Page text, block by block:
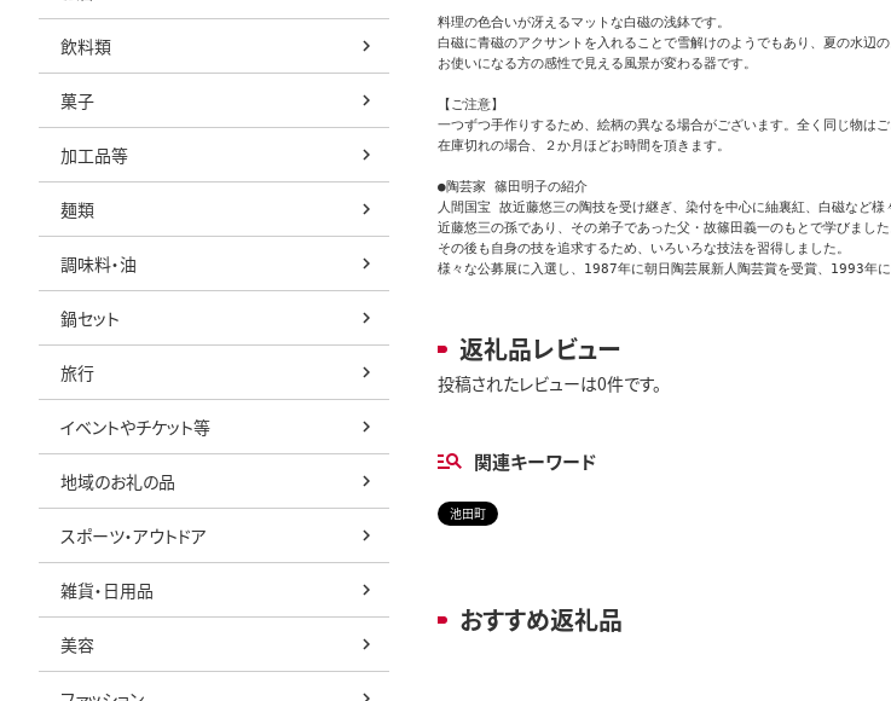
飲料類
菓子
加工品等
麺類
調味料・油
鍋セット
旅行
イベントやチケット等
地域のお礼の品
スポーツ・アウトドア
雑貨・日用品
美容
料理の色合いが冴えるマットな白磁の浅鉢です。
白磁に青磁のアクサントを入れることで雪解けのようでもあり、夏の水辺の
お使いになる方の感性で見える風景が変わる器です。
【ご注意】
一つずつ手作りするため、絵柄の異なる場合がございます。全く同じ物はご
在庫切れの場合、２か月ほどお時間を頂きます。
●陶芸家 篠田明子の紹介
人間国宝 故近藤悠三の陶技を受け継ぎ、染付を中心に紬裏紅、白磁など
近藤悠三の孫であり、その弟子であった父・故篠田義一のもとで学びました
その後も自身の技を追求するため、いろいろな技法を習得しました。
様々な公募展に入選し、1987年に朝日陶芸展新人陶芸賞を受賞、1993年
返礼品レビュー
投稿されたレビューは0件です。
関連キーワード
池田町
おすすめ返礼品